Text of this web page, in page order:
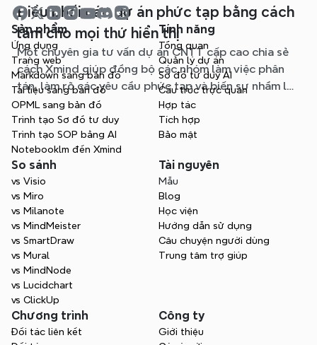
Điều phối các dự án phức tạp bằng cách
làm cho mọi thứ hiển thị
Một chuyên gia tư vấn dự án CNTT cấp cao chia sẻ
cách Xmind giúp đồng bộ các nhóm làm việc phân
tán, làm rõ các yêu cầu phức tạp và biến sự nhầm lẫn
thành sự hiểu biết chung trong các dự án quan
trọng.
Sản phẩm
Ứng dụng
Trang web
Markdown sang bản đồ
Tài liệu sang bản đồ
OPML sang bản đồ
Trình tạo Sơ đồ tư duy
Trình tạo SOP bằng AI
Notebooklm đến Xmind
Tính năng
Tổng quan
Quản lý dự án
Sơ đồ tư duy AI
Cấu trúc trực quan
Hợp tác
Tích hợp
Bảo mật
So sánh
vs Visio
vs Miro
vs Milanote
vs MindMeister
vs SmartDraw
vs Mural
vs MindNode
vs Lucidchart
vs ClickUp
Tài nguyên
Mẫu
Blog
Học viện
Hướng dẫn sử dụng
Câu chuyện người dùng
Trung tâm trợ giúp
Chương trình
Đối tác liên kết
Công ty
Giới thiệu